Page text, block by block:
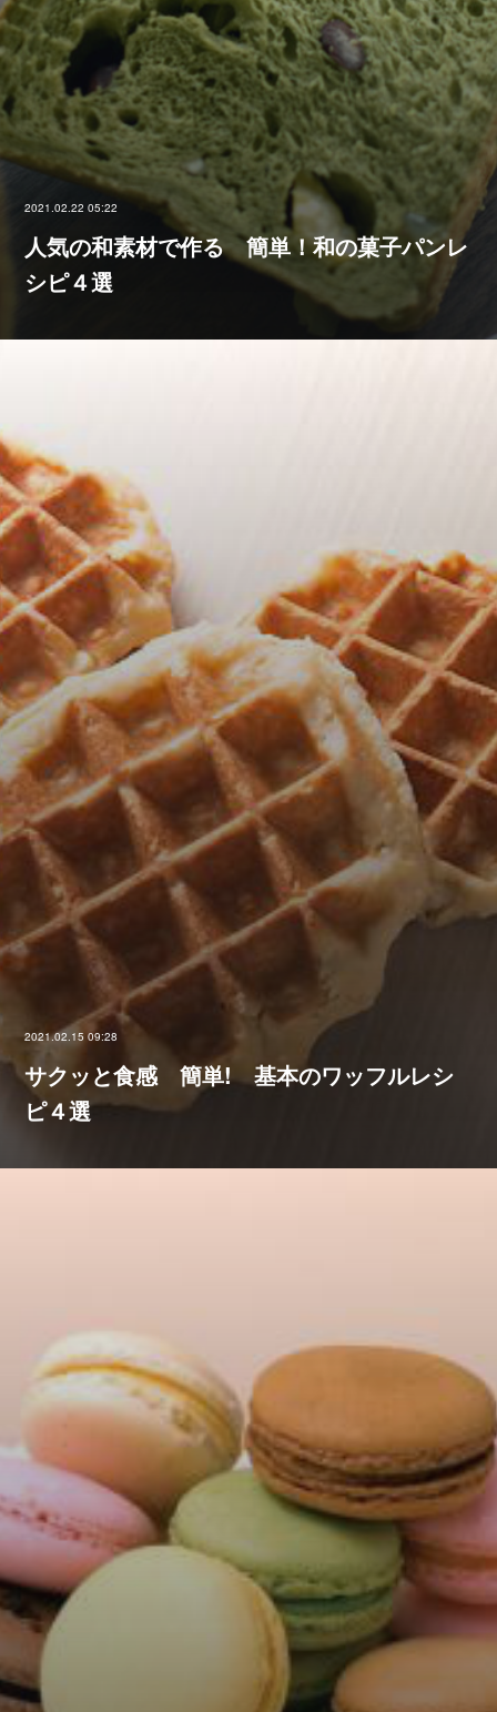
2021.02.22 05:22
人気の和素材で作る 簡単！和の菓子パンレ
シピ４選
2021.02.15 09:28
サクッと食感 簡単! 基本のワッフルレシ
ピ４選